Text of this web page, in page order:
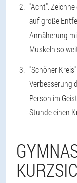
"Acht".
auf große
Annäherung
Muskeln so
"Schöner
Verbesserung
Person im
Stunde einen